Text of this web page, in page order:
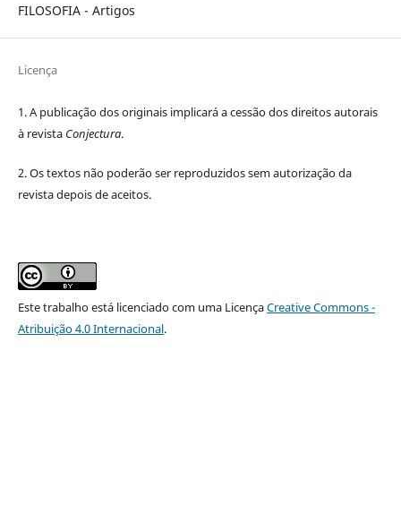
FILOSOFIA - Artigos
Licença
1. A publicação dos originais implicará a cessão dos direitos autorais
à revista Conjectura.
2. Os textos não poderão ser reproduzidos sem autorização da
revista depois de aceitos.
Este trabalho está licenciado com uma LicençaCreative Commons -
Atribuição 4.0 Internacional.